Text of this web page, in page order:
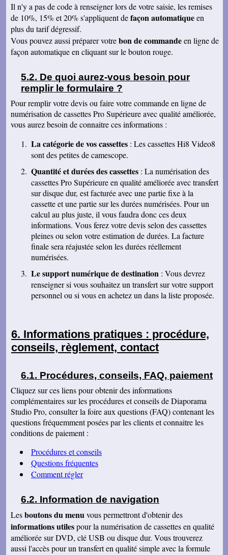
Marc T.
J'ai reçu le DVD hier. Merci beaucoup, j'aurai
d'autres bandes à vous envoyer dont du super8.
Cordialement
François L.
Je viens de recevoir le colis. J'ai branché le
Merci pour le chèque de remboursement. Il est
clair que j'indiquerais vos coordonnées aux
parents et amis qui seraient intéressés. Bien
Nicolas B.
J ai bien recu le colis. Les cd sont impeccables.
Je vous remercie. Bien cordialement
Thierry P.
j'ai bien reçu les lots de dvd ! merci de votre
travail et de votre gentillesse ! cordialement
Patrick C.
J 'ai bien reçu le colis , je suis content de votre
travail, ma famille en métropole doit vous
envoyer le reste des cassettes. Cordialement
J-Claude L.
Bonjour, je voulait vous remercier sincérement
pour le travail que avez effectuer en restituant
les films de nos cassettes mini dv sur dvd.
Vôtre travail est excellent et vôtre sérieux est
irréprochable. Nous auront d'autre cassettes a
vous envoyer prochainement. Encore merci est
... Bonne continuation
Caroline P.
Merci pour votre professionnalisme. vous etes
Tout est OK, merci! Dans l'avenir, j'aurai sans
doute encore recours à vous pour le même
genre de travail. Cordialement
J'ai bien reçu votre colis et vous remercie d'
avoir effectué ce travail délicat . J'ai visionné
les disquettes et suis pour ma part satisfait , je
pense que mon fils sera très heureux de
retrouver de tels souvenirs. Merci beaucoup
pour la rapidité du traitement de ma commande,
Très cordialement.
Michel J.
exactitude si l'occasion se présente de vous
faire connaître je le ferai avec plaisir.
Cordialement
Il n'y a pas de code à renseigner lors de votre saisie, les remises
de 10%, 15% et 20% s'appliquent defaçon automatiqueen
plus du tarif dégressif.
Vous pouvez aussi préparer votrebon de commandeen ligne de
façon automatique en cliquant sur le bouton rouge.
De quoi aurez-vous besoin pour
remplir le formulaire ?
Pour remplir votre devis ou faire votre commande en ligne de
numérisation de cassettes Pro Supérieure avec qualité améliorée,
vous aurez besoin de connaitre ces informations :
La catégorie de vos cassettes : Les cassettes Hi8 Video8
sont des petites de camescope.
Quantité et durées des cassettes : La numérisation des
cassettes Pro Supérieure en qualité améliorée avec transfert
sur disque dur, est facturée avec une partie fixe à la
cassette et une partie sur les durées numérisées. Pour un
calcul au plus juste, il vous faudra donc ces deux
informations. Vous ferez votre devis selon des cassettes
pleines ou selon votre estimation de durées. La facture
finale sera réajustée selon les durées réellement
numérisées.
Le support numérique de destination : Vous devrez
renseigner si vous souhaitez un transfert sur votre support
personnel ou si vous en achetez un dans la liste proposée.
Informations pratiques : procédure,
conseils, règlement, contact
Procédures, conseils, FAQ, paiement
Cliquez sur ces liens pour obtenir des informations
complémentaires sur les procédures et conseils de Diaporama
Studio Pro, consulter la foire aux questions (FAQ) contenant les
questions fréquemment posées par les clients et connaitre les
conditions de paiement :
Procédures et conseils
Questions fréquentes
Comment régler
Information de navigation
Lesboutons du menuvous permettront d'obtenir des
informations utilespour la numérisation de cassettes en qualité
améliorée sur DVD, clé USB ou disque dur. Vous trouverez
aussi l'accès pour un transfert en qualité simple avec la formule